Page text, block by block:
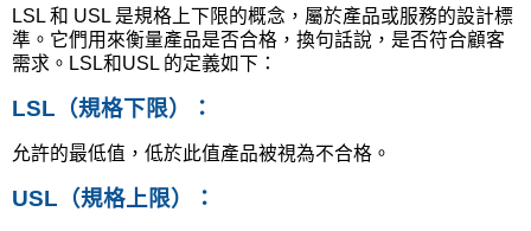
LSL 和 USL 是規格上下限的概念，屬於產品或服務的設計標
準。它們用來衡量產品是否合格，換句話說，是否符合顧客
需求。 LSL和 USL 的定義如下：
LSL （規格下限） ：
允許的最低值，低於此值產品被視為不合格。
USL （規格上限） ：